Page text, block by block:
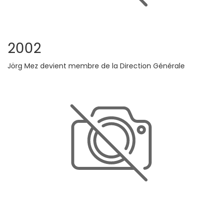
2002
Jörg Mez devient membre de la Direction Générale